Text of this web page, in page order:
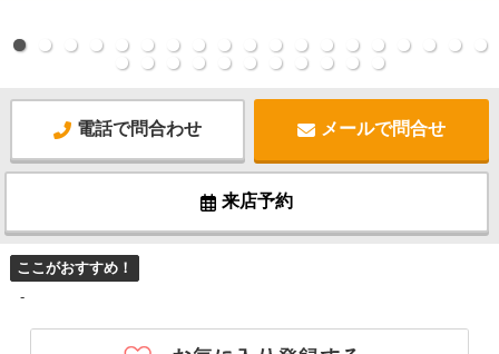
電話で問合わせ メールで問合せ
来店予約
ここがおすすめ！
-